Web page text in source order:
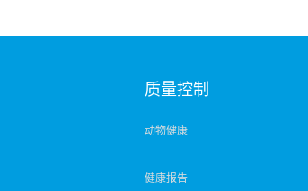
质量控制
动物健康
健康报告